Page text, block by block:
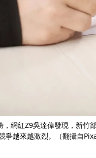
，網紅Z9吳達偉發現，新竹
爭越來越激烈。（翻攝自